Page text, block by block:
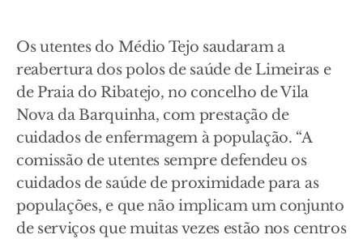
Os utentes do Médio Tejo saudaram a
reabertura dos polos de saúde de Limeiras e
de Praia do Ribatejo, no concelho de Vila
Nova da Barquinha, com prestação de
cuidados de enfermagem à população. “A
comissão de utentes sempre defendeu os
cuidados de saúde de proximidade para as
populações, e que não implicam um conjunto
de serviços que muitas vezes estão nos centros